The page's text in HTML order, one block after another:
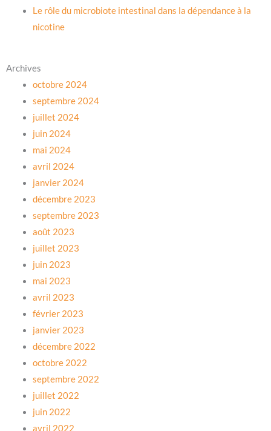
Le rôle du microbiote intestinal dans la dépendance à la
nicotine
Archives
octobre 2024
septembre 2024
juillet 2024
juin 2024
mai 2024
avril 2024
janvier 2024
décembre 2023
septembre 2023
août 2023
juillet 2023
juin 2023
mai 2023
avril 2023
février 2023
janvier 2023
décembre 2022
octobre 2022
septembre 2022
juillet 2022
juin 2022
avril 2022